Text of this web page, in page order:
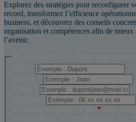
Explorez des stratégies pour reconfigurer
record, transformez l’efficience
business, et découvrez des conseils
organisation et compétences afin de
l’avenir.
*